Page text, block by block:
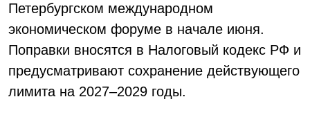
Петербургском международном
экономическом форуме в начале июня.
Поправки вносятся в Налоговый кодекс РФ и
предусматривают сохранение действующего
лимита на 2027–2029 годы.